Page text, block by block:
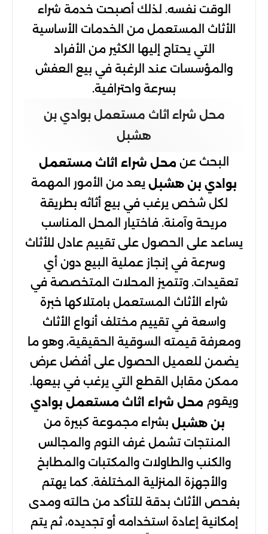
الوقت نفسه. لذلك أصبحت خدمة شراء
الأثاث المستعمل من الخدمات الأساسية
التي يحتاج إليها الكثير من الأفراد
والمؤسسات عند الرغبة في بيع العفش
بسرعة واحترافية.
محل شراء اثاث مستعمل بوادي بن
هشبل
البحث عن محل شراء اثاث مستعمل
بوادي بن هشبل يعد من الأمور المهمة
لكل شخص يرغب في بيع أثاثه بطريقة
مريحة وآمنة. فاختيار المحل المناسب
يساعد على الحصول على تقييم عادل للأثاث
وسرعة في إنجاز عملية البيع دون أي
تعقيدات. وتتميز المحلات المتخصصة في
شراء الأثاث المستعمل بامتلاكها خبرة
واسعة في تقييم مختلف أنواع الأثاث
ومعرفة قيمته السوقية الحقيقية، وهو ما
يضمن للعميل الحصول على أفضل عرض
ممكن مقابل القطع التي يرغب في بيعها.
ويقوم محل شراء اثاث مستعمل بوادي
بن هشبل بشراء مجموعة كبيرة من
المنتجات تشمل غرف النوم والمجالس
والكنب والطاولات والمكتبات والمطابخ
والأجهزة المنزلية المختلفة. كما يهتم
بفحص الأثاث بدقة للتأكد من حالته ومدى
إمكانية إعادة استخدامه أو تجديده، ثم يتم